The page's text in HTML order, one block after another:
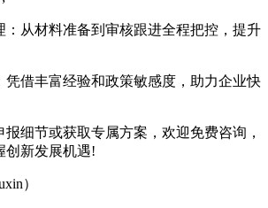
从材料准备到审核跟进全程把控，提升
借丰富经验和政策敏感度，助力企业快
节或获取专属方案，欢迎免费咨询，
创新发展机遇!
）